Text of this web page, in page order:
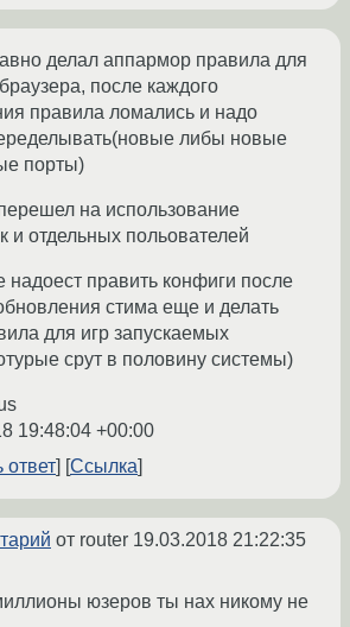
делал аппармор правила для
после каждого
правила ломались и надо
либы новые
порты)
на использование
и отдельных польователей
надоест править конфиги после
стима еще и делать
для игр запускаемых
срут в половину системы)
19:48:04 +00:00
ответ
Ссылка
от router 19.03.2018 21:22:35
юзеров ты нах никому не